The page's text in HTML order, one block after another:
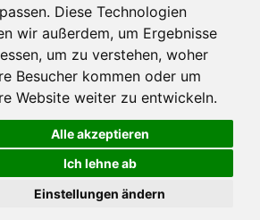
Diese Technologien
wir außerdem, um Ergebnisse
um zu verstehen, woher
Besucher kommen oder um
Website weiter zu entwickeln.
Alle akzeptieren
Ich lehne ab
Einstellungen ändern
EINSTELLUNGEN